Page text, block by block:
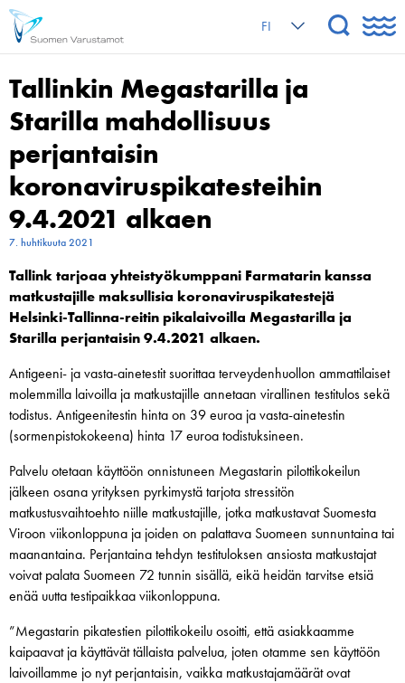
FI
Tallinkin Megastarilla ja
Starilla mahdollisuus
perjantaisin
koronaviruspikatesteihin
9.4.2021 alkaen
7. huhtikuuta 2021
Tallink tarjoaa yhteistyökumppani Farmatarin kanssa
matkustajille maksullisia koronaviruspikatestejä
Helsinki-Tallinna-reitin pikalaivoilla Megastarilla ja
Starilla perjantaisin 9.4.2021 alkaen.
Antigeeni- ja vasta-ainetestit suorittaa terveydenhuollon ammattilaiset
molemmilla laivoilla ja matkustajille annetaan virallinen testitulos sekä
todistus. Antigeenitestin hinta on 39 euroa ja vasta-ainetestin
(sormenpistokokeena) hinta 17 euroa todistuksineen.
Palvelu otetaan käyttöön onnistuneen Megastarin pilottikokeilun
jälkeen osana yrityksen pyrkimystä tarjota stressitön
matkustusvaihtoehto niille matkustajille, jotka matkustavat Suomesta
Viroon viikonloppuna ja joiden on palattava Suomeen sunnuntaina tai
maanantaina. Perjantaina tehdyn testituloksen ansiosta matkustajat
voivat palata Suomeen 72 tunnin sisällä, eikä heidän tarvitse etsiä
enää uutta testipaikkaa viikonloppuna.
”Megastarin pikatestien pilottikokeilu osoitti, että asiakkaamme
kaipaavat ja käyttävät tällaista palvelua, joten otamme sen käyttöön
laivoillamme jo nyt perjantaisin, vaikka matkustajamäärät ovat